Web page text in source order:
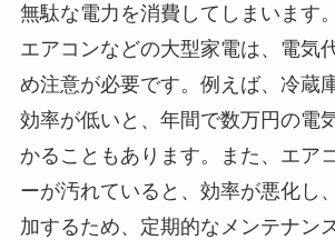
無駄な電力を消費してしまいます
エアコンなどの大型家電は、電気
め注意が必要です。例えば、冷蔵
効率が低いと、年間で数万円の電
かることもあります。また、エア
ーが汚れていると、効率が悪化し
加するため、定期的なメンテナン